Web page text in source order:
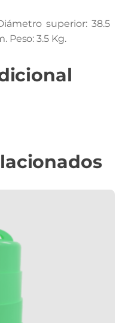
superior: 38.5
Peso: 3.5 Kg.